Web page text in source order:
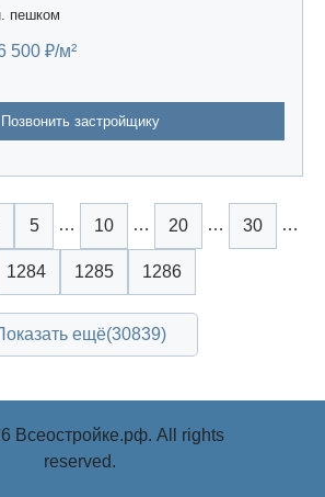
пешком
500 ₽/м²
Позвонить застройщику
5 … 10 … 20 … 30 …
1284 1285 1286
ещё(30839)